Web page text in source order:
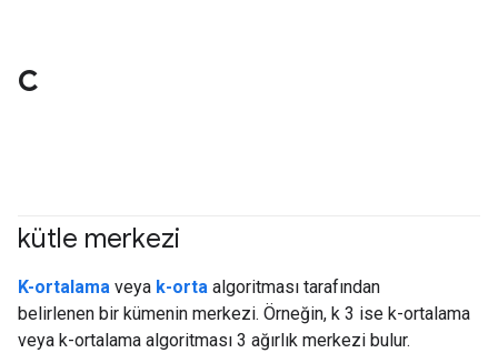
C
kütle merkezi
K-ortalama veya k-orta algoritması tarafından
belirlenen bir kümenin merkezi. Örneğin, k 3 ise k-ortalama
veya k-ortalama algoritması 3 ağırlık merkezi bulur.